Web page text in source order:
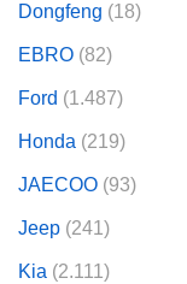
Dongfeng (18)
EBRO (82)
Ford (1.487)
Honda (219)
JAECOO (93)
Jeep (241)
Kia (2.111)